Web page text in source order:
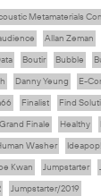
Metamaterials
Allan Zeman
Boutir Bubble
Danny Yeung E-
Finalist Find
Grand Finale Healthy
Washer Ideapop!
Kwan Jumpstarter
Jumpstarter/2019